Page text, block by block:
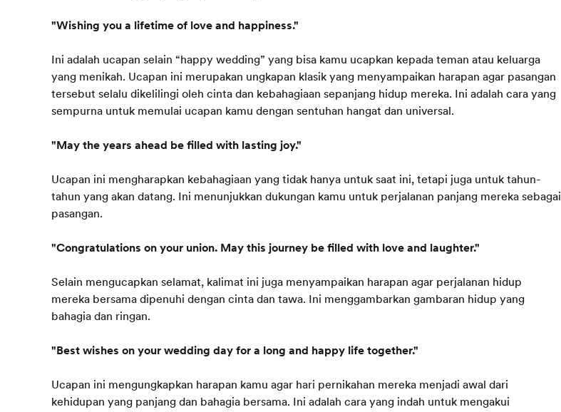
"Wishing you a lifetime of love and happiness."
Ini adalah ucapan selain “happy wedding” yang bisa kamu ucapkan kepada teman atau keluarga
yang menikah. Ucapan ini merupakan ungkapan klasik yang menyampaikan harapan agar pasangan
tersebut selalu dikelilingi oleh cinta dan kebahagiaan sepanjang hidup mereka. Ini adalah cara yang
sempurna untuk memulai ucapan kamu dengan sentuhan hangat dan universal.
"May the years ahead be filled with lasting joy."
Ucapan ini mengharapkan kebahagiaan yang tidak hanya untuk saat ini, tetapi juga untuk tahun-
tahun yang akan datang. Ini menunjukkan dukungan kamu untuk perjalanan panjang mereka sebagai
pasangan.
"Congratulations on your union. May this journey be filled with love and laughter."
Selain mengucapkan selamat, kalimat ini juga menyampaikan harapan agar perjalanan hidup
mereka bersama dipenuhi dengan cinta dan tawa. Ini menggambarkan gambaran hidup yang
bahagia dan ringan.
"Best wishes on your wedding day for a long and happy life together."
Ucapan ini mengungkapkan harapan kamu agar hari pernikahan mereka menjadi awal dari
kehidupan yang panjang dan bahagia bersama. Ini adalah cara yang indah untuk mengakui